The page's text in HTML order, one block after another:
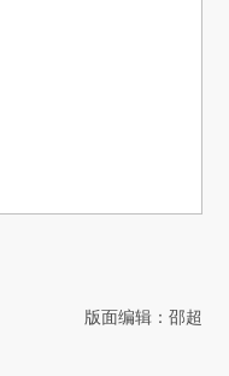
版面编辑：邵超